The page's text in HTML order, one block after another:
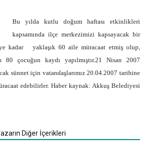
Bu yılda kutlu doğum haftası etkinlikleri
kapsamında ilçe merkezimizi kapsayacak bir
kadar yaklaşık 60 aile müracaat etmiş olup,
80 çocuğun kaydı yapılmıştır.21 Nisan 2007
sünnet için vatandaşlarımız 20.04.2007 tarihine
edebilirler. Haber kaynak: Akkuş Belediyesi
Diğer İçerikleri